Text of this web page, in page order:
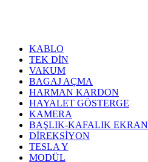
KABLO
TEK DİN
VAKUM
BAGAJ AÇMA
HARMAN KARDON
HAYALET GÖSTERGE
KAMERA
BAŞLIK-KAFALIK EKRAN
DİREKSİYON
TESLA Y
MODÜL